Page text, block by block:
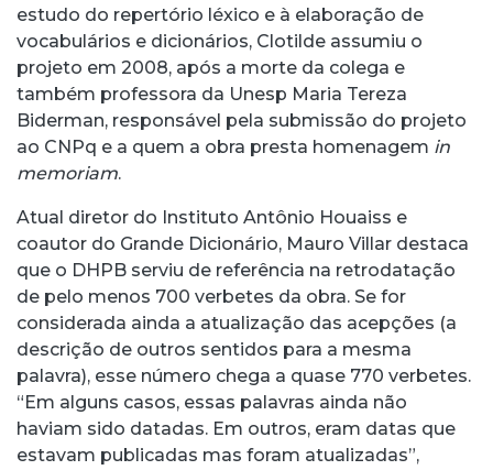
estudo do repertório léxico e à elaboração de
vocabulários e dicionários, Clotilde assumiu o
projeto em 2008, após a morte da colega e
também professora da Unesp Maria Tereza
Biderman, responsável pela submissão do projeto
ao CNPq e a quem a obra presta homenagem in
memoriam.
Atual diretor do Instituto Antônio Houaiss e
coautor do Grande Dicionário, Mauro Villar destaca
que o DHPB serviu de referência na retrodatação
de pelo menos 700 verbetes da obra. Se for
considerada ainda a atualização das acepções (a
descrição de outros sentidos para a mesma
palavra), esse número chega a quase 770 verbetes.
“Em alguns casos, essas palavras ainda não
haviam sido datadas. Em outros, eram datas que
estavam publicadas mas foram atualizadas”,